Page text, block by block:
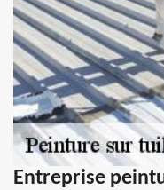
Entreprise